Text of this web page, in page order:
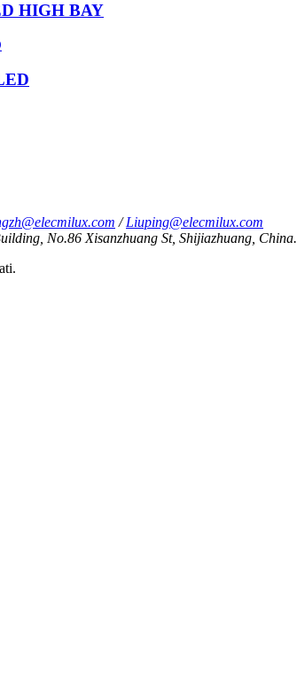
HIGH BAY
/Liuping@elecmilux.com
No.86 Xisanzhuang St, Shijiazhuang, China.